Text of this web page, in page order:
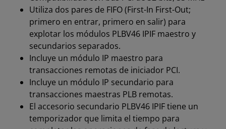
Utiliza dos pares de FIFO (First-In First-Out;
primero en entrar, primero en salir) para
explotar los módulos PLBV46 IPIF maestro y
secundarios separados.
Incluye un módulo IP maestro para
transacciones remotas de iniciador PCI.
Incluye un módulo IP secundario para
transacciones maestras PLB remotas.
El accesorio secundario PLBV46 IPIF tiene un
temporizador que limita el tiempo para